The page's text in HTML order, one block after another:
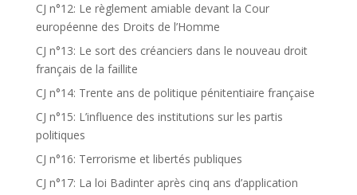
CJ n°12: Le règlement amiable devant la Cour
européenne des Droits de l’Homme
CJ n°13: Le sort des créanciers dans le nouveau droit
français de la faillite
CJ n°14: Trente ans de politique pénitentiaire française
CJ n°15: L’influence des institutions sur les partis
politiques
CJ n°16: Terrorisme et libertés publiques
CJ n°17: La loi Badinter après cinq ans d’application